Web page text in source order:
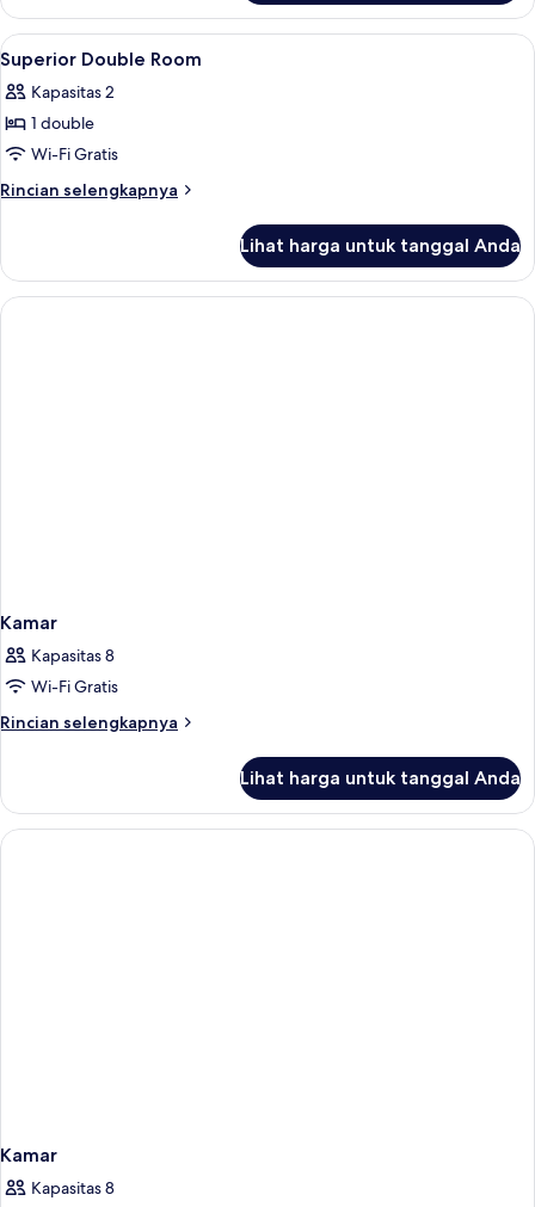
Grand
Paradise
Roof
Deck
Deluxe
Lihat
semua
foto
untuk
Superior
Double
Minibar, brankas, meja kerja, dan
3
Superior Double Room
Kapasitas 2
1 double
Wi-Fi Gratis
Rincian selengkapnya
Rincian
Superior
Double
Room
Lihat harga untuk tanggal Anda
Kamar
Kapasitas 8
Wi-Fi Gratis
Rincian selengkapnya
Rincian
Kamar
Lihat harga untuk tanggal Anda
Kamar
Kapasitas 8